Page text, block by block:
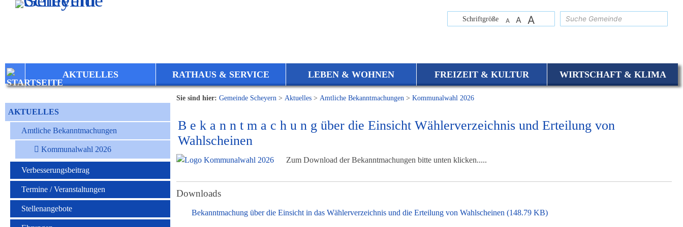
Zum Inhalt,zur Navigationoder
Schriftgröße A A A
AKTUELLES RATHAUS & SERVICE LEBEN & WOHNEN FREIZEIT & KULTUR WIRTSCHAFT & KLIMA
AKTUELLES
Amtliche Bekanntmachungen
Kommunalwahl 2026
Verbesserungsbeitrag
Termine / Veranstaltungen
Stellenangebote
Sie sind hier: Gemeinde Scheyern > Aktuelles > Amtliche Bekanntmachungen > Kommunalwahl 2026
B e k a n n t m a c h u n g über die Einsicht Wählerverzeichnis und Erteilung von
Wahlscheinen
Zum Download der Bekanntmachungen bitte unten klicken.....
Downloads
Bekanntmachung über die Einsicht in das Wählerverzeichnis und die Erteilung von Wahlscheinen (148.79 KB)